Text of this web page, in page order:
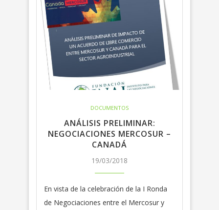
DOCUMENTOS
ANÁLISIS PRELIMINAR:
NEGOCIACIONES MERCOSUR –
CANADÁ
19/03/2018
En vista de la celebración de la I Ronda
de Negociaciones entre el Mercosur y